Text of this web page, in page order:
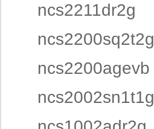
ncs2211dr2g
ncs2200sq2t2g
ncs2200agevb
ncs2002sn1t1g